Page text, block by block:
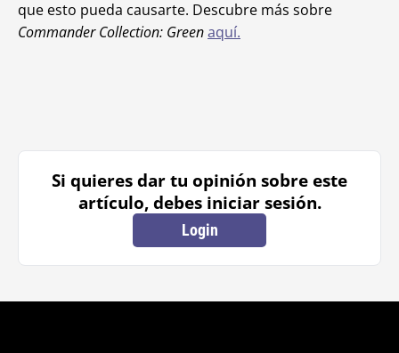
que esto pueda causarte. Descubre más sobre
Commander Collection: Greenaquí.
Si quieres dar tu opinión sobre este
artículo, debes iniciar sesión.
Login